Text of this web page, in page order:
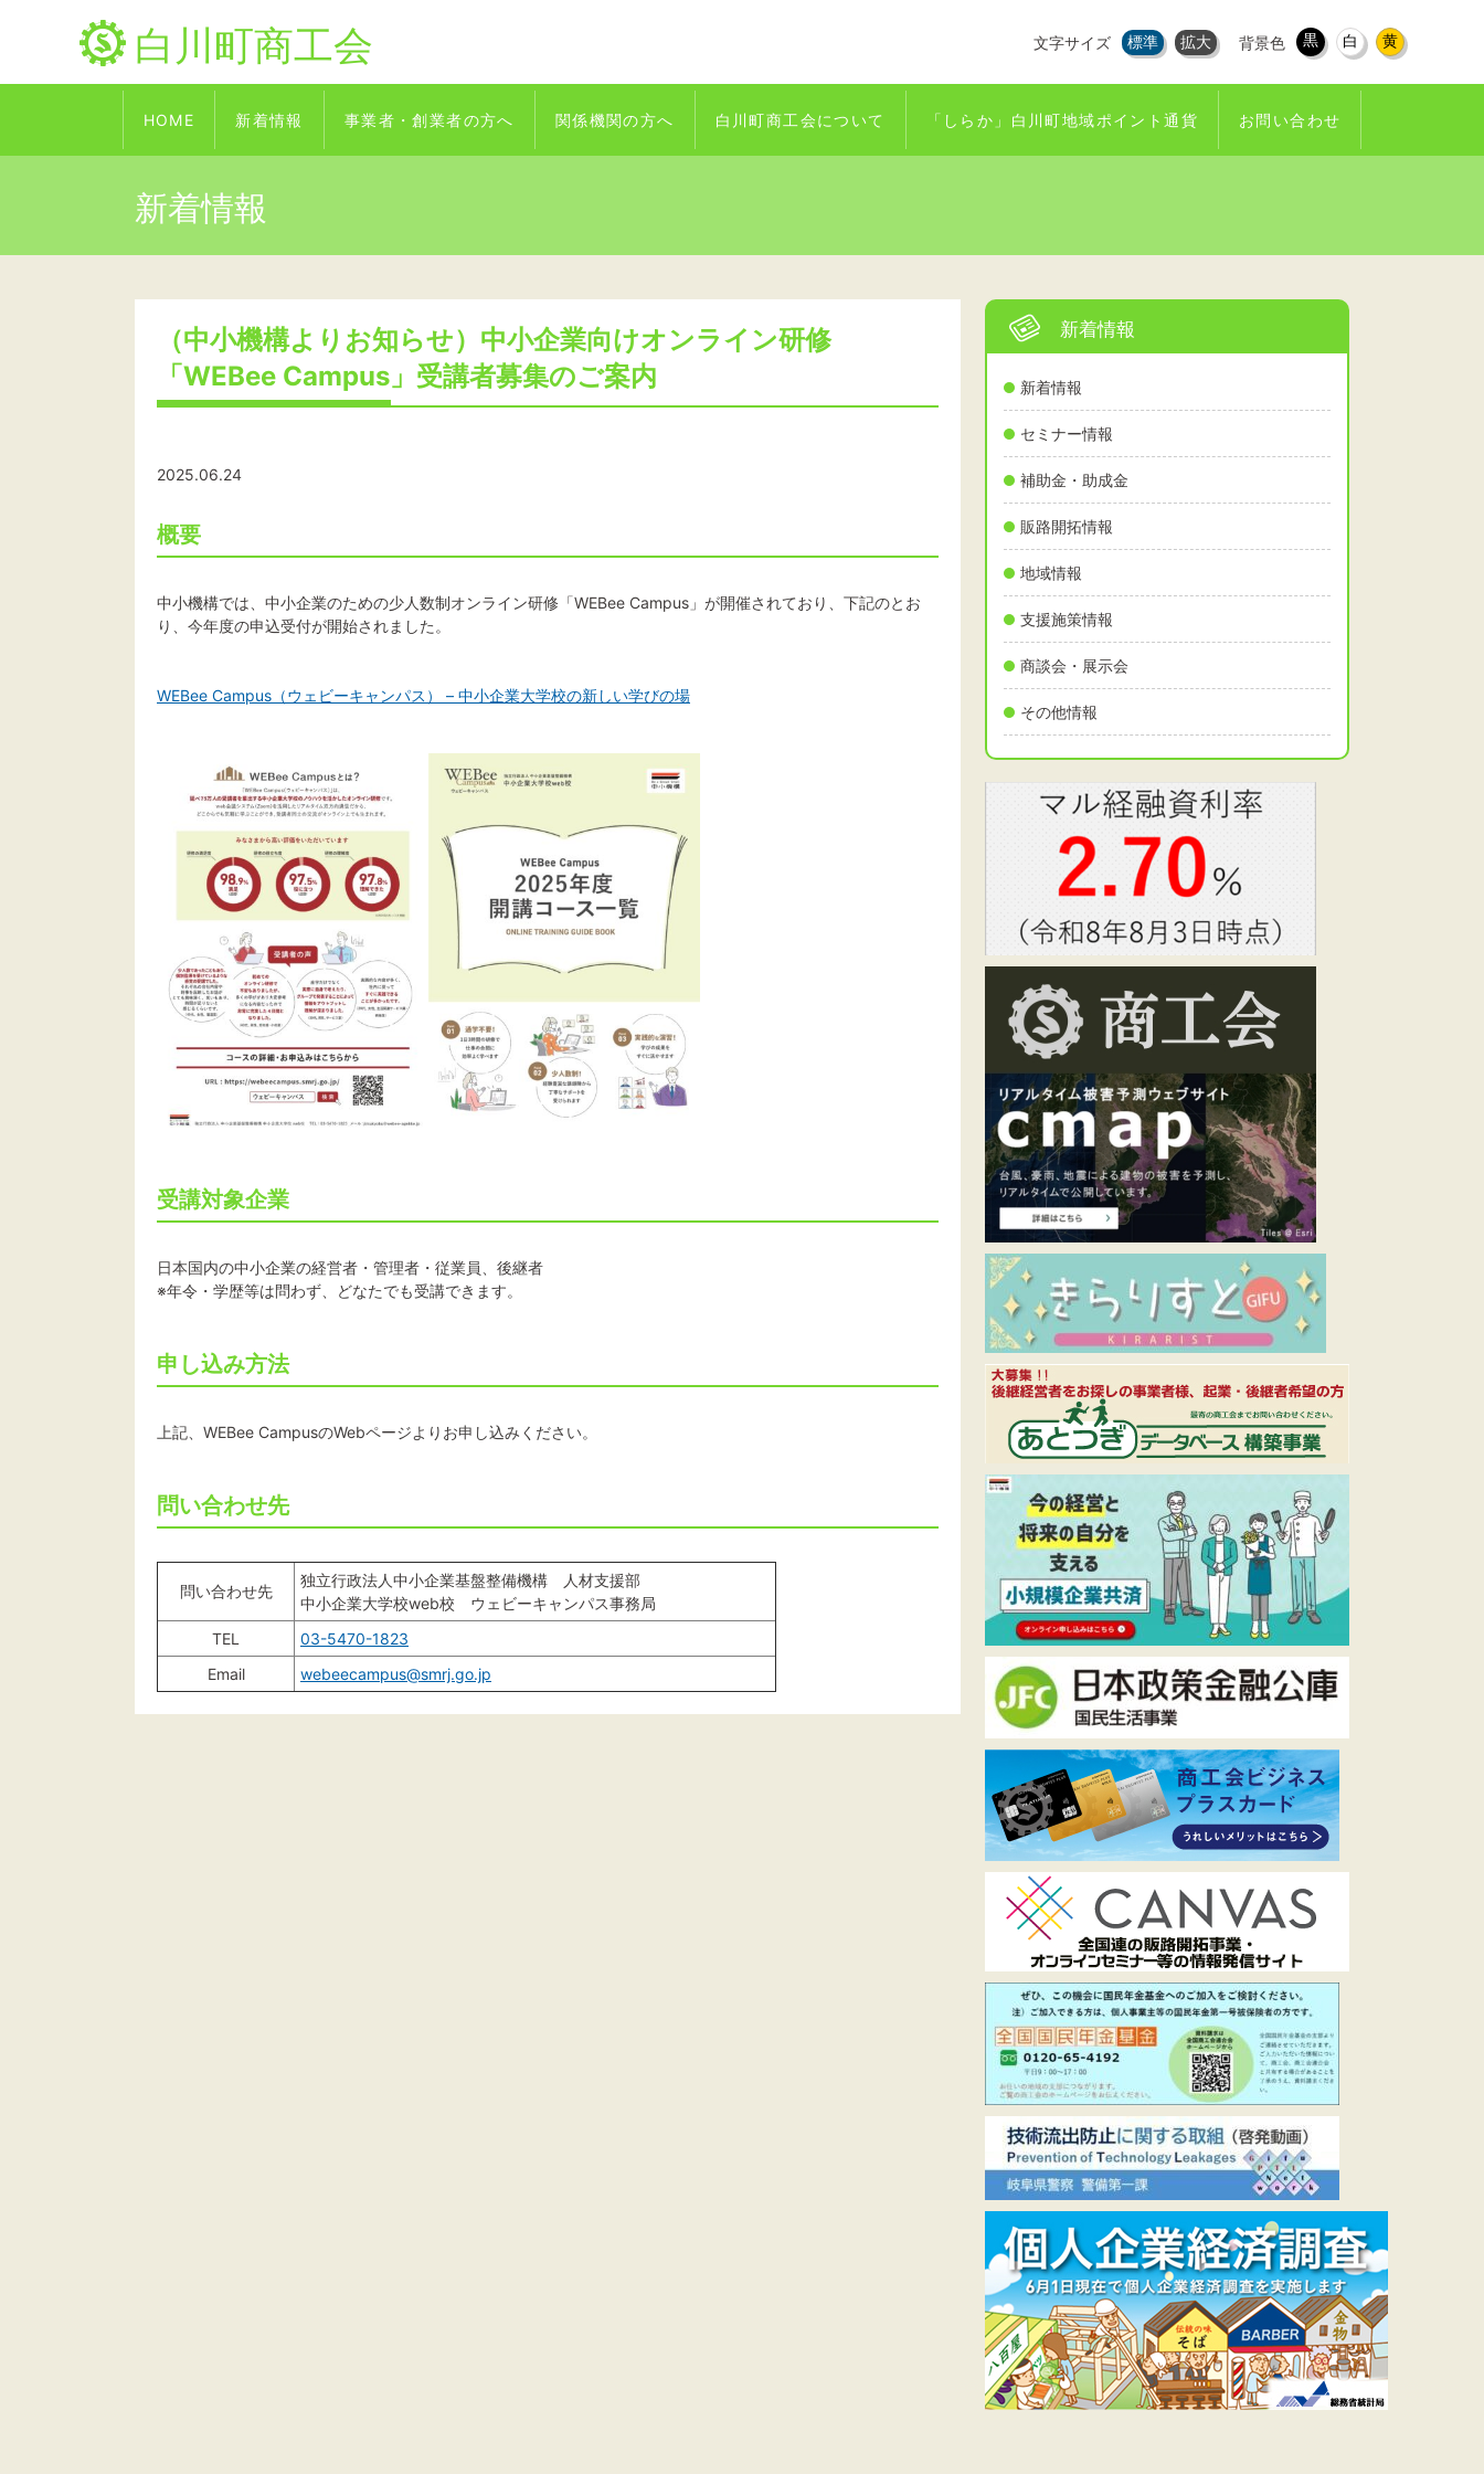
白川町商工会 文字サイズ 標準 拡大 背景色 黒 白 黄
HOME 新着情報 事業者・創業者の方へ 関係機関の方へ 白川町商工会について 「しらか」白川町地域ポイント通貨 お問い合わせ
新着情報
新着情報
新着情報
セミナー情報
補助金・助成金
販路開拓情報
地域情報
支援施策情報
商談会・展示会
その他情報
（中小機構よりお知らせ）中小企業向けオンライン研修
「WEBee Campus」受講者募集のご案内
2025.06.24
概要
中小機構では、中小企業のための少人数制オンライン研修「WEBee Campus」が開催されており、下記のとお
り、今年度の申込受付が開始されました。
WEBee Campus（ウェビーキャンパス） – 中小企業大学校の新しい学びの場
受講対象企業
日本国内の中小企業の経営者・管理者・従業員、後継者
※年令・学歴等は問わず、どなたでも受講できます。
申し込み方法
上記、WEBee CampusのWebページよりお申し込みください。
問い合わせ先
問い合わせ先
独立行政法人中小企業基盤整備機構 人材支援部
中小企業大学校web校 ウェビーキャンパス事務局
TEL
03-5470-1823
Email
webeecampus@smrj.go.jp